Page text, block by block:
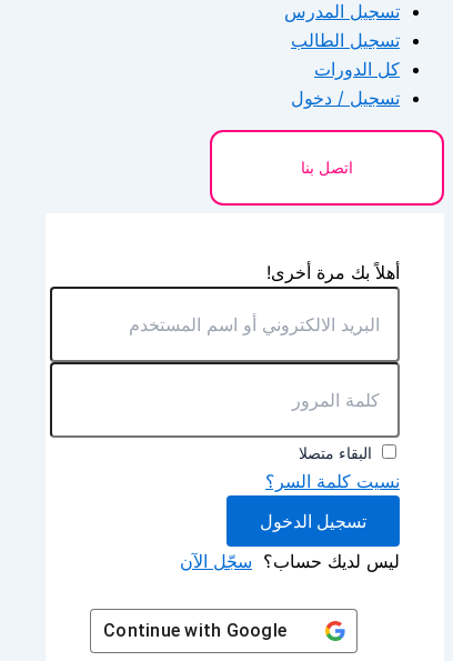
تسجيل المدرس
تسجيل الطالب
كل الدورات
تسجيل / دخول
اتصل بنا
أهلاً بك مرة أخرى!
البقاء متصلا
نسيت كلمة السر؟
تسجيل الدخول
ليس لديك حساب؟ سجّل الآن
Continue with Google